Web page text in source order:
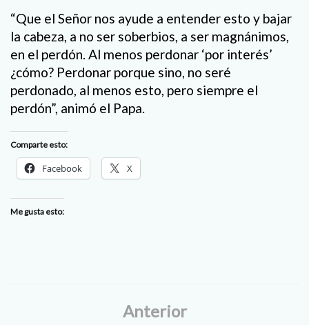
“Que el Señor nos ayude a entender esto y bajar
la cabeza, a no ser soberbios, a ser magnánimos,
en el perdón. Al menos perdonar ‘por interés’
¿cómo? Perdonar porque sino, no seré
perdonado, al menos esto, pero siempre el
perdón”, animó el Papa.
Comparte esto:
Facebook X
Me gusta esto:
Anterior